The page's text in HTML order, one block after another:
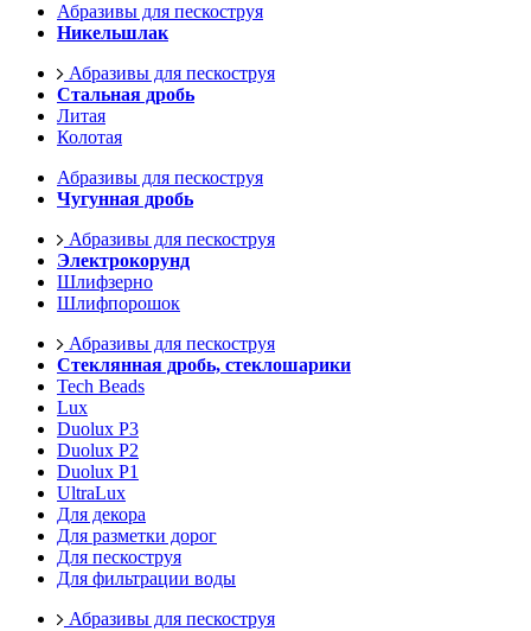
Абразивы для пескоструя
Никельшлак
Абразивы для пескоструя
Стальная дробь
Литая
Колотая
Абразивы для пескоструя
Чугунная дробь
Абразивы для пескоструя
Электрокорунд
Шлифзерно
Шлифпорошок
Абразивы для пескоструя
Стеклянная дробь, стеклошарики
Tech Beads
Lux
Duolux P3
Duolux P2
Duolux P1
UltraLux
Для декора
Для разметки дорог
Для пескоструя
Для фильтрации воды
Абразивы для пескоструя